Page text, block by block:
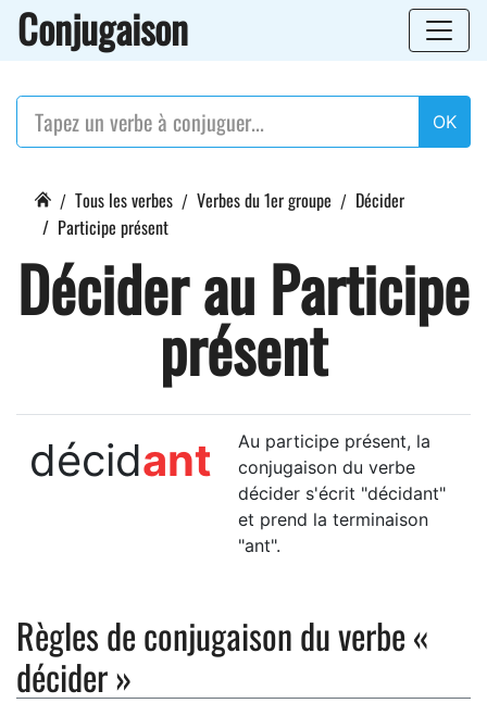
Conjugaison
OK
Tous les verbes Verbes du 1er groupe
Décider
Participe présent
Décider au Participe
présent
décidant
Au participe présent, la
conjugaison du verbe
décider s'écrit "décidant"
et prend la terminaison
"ant".
Règles de conjugaison du verbe «
décider »